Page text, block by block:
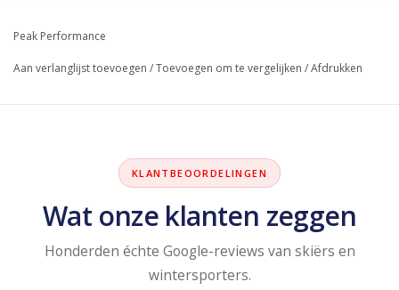
Peak Performance
Aan verlanglijst toevoegen /Toevoegen om te vergelijken /Afdrukken
KLANTBEOORDELINGEN
Wat onze klanten zeggen
Honderden échte Google-reviews van skiërs en
wintersporters.